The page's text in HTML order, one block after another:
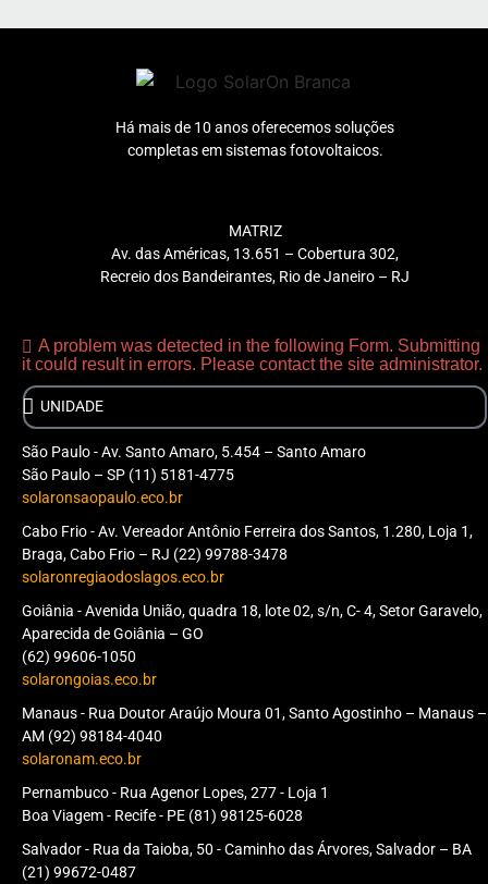
Há mais de 10 anos oferecemos soluções
completas em sistemas fotovoltaicos.
MATRIZ
Av. das Américas, 13.651 – Cobertura 302,
Recreio dos Bandeirantes, Rio de Janeiro – RJ
A problem was detected in the following Form. Submitting
it could result in errors. Please contact the site administrator.
São Paulo - Av. Santo Amaro, 5.454 – Santo Amaro
São Paulo – SP (11) 5181-4775
solaronsaopaulo.eco.br
Cabo Frio - Av. Vereador Antônio Ferreira dos Santos, 1.280, Loja 1,
Braga, Cabo Frio – RJ (22) 99788-3478
solaronregiaodoslagos.eco.br
Goiânia - Avenida União, quadra 18, lote 02, s/n, C- 4, Setor Garavelo,
Aparecida de Goiânia – GO
(62) 99606-1050
solarongoias.eco.br
Manaus - Rua Doutor Araújo Moura 01, Santo Agostinho – Manaus –
AM (92) 98184-4040
solaronam.eco.br
Pernambuco - Rua Agenor Lopes, 277 - Loja 1
Boa Viagem - Recife - PE (81) 98125-6028
Salvador - Rua da Taioba, 50 - Caminho das Árvores, Salvador – BA
(21) 99672-0487